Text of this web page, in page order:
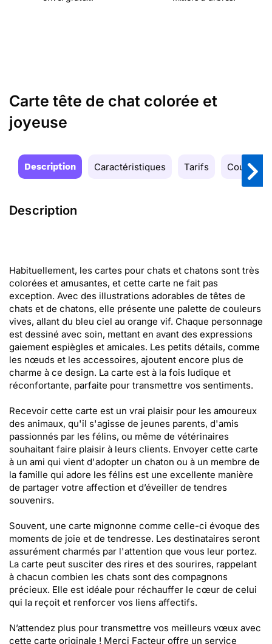
Carte tête de chat colorée et
joyeuse
Description Caractéristiques Tarifs Couleurs
Description
Habituellement, les cartes pour chats et chatons sont très
colorées et amusantes, et cette carte ne fait pas
exception. Avec des illustrations adorables de têtes de
chats et de chatons, elle présente une palette de couleurs
vives, allant du bleu ciel au orange vif. Chaque personnage
est dessiné avec soin, mettant en avant des expressions
gaiement espiègles et amicales. Les petits détails, comme
les nœuds et les accessoires, ajoutent encore plus de
charme à ce design. La carte est à la fois ludique et
réconfortante, parfaite pour transmettre vos sentiments.
Recevoir cette carte est un vrai plaisir pour les amoureux
des animaux, qu'il s'agisse de jeunes parents, d'amis
passionnés par les félins, ou même de vétérinaires
souhaitant faire plaisir à leurs clients. Envoyer cette carte
à un ami qui vient d'adopter un chaton ou à un membre de
la famille qui adore les félins est une excellente manière
de partager votre affection et d’éveiller de tendres
souvenirs.
Souvent, une carte mignonne comme celle-ci évoque des
moments de joie et de tendresse. Les destinataires seront
assurément charmés par l'attention que vous leur portez.
La carte peut susciter des rires et des sourires, rappelant
à chacun combien les chats sont des compagnons
précieux. Elle est idéale pour réchauffer le cœur de celui
qui la reçoit et renforcer vos liens affectifs.
N’attendez plus pour transmettre vos meilleurs vœux avec
cette carte originale ! Merci Facteur offre un service